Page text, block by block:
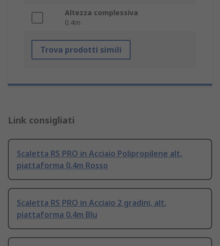
Altezza complessiva
0.4m
Trova prodotti simili
Link consigliati
Scaletta RS PRO in Acciaio Polipropilene alt.
piattaforma 0.4m Rosso
Scaletta RS PRO in Acciaio 2 gradini, alt.
piattaforma 0.4m Blu